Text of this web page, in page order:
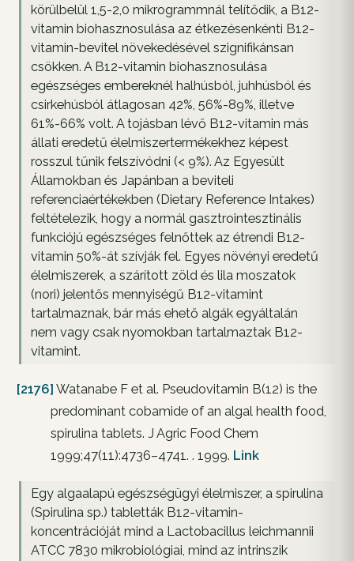
körülbelül 1,5-2,0 mikrogrammnál telítődik, a B12-
vitamin biohasznosulása az étkezésenkénti B12-
vitamin-bevitel növekedésével szignifikánsan
csökken. A B12-vitamin biohasznosulása
egészséges embereknél halhúsból, juhhúsból és
csirkehúsból átlagosan 42%, 56%-89%, illetve
61%-66% volt. A tojásban lévő B12-vitamin más
állati eredetű élelmiszertermékekhez képest
rosszul tűnik felszívódni (< 9%). Az Egyesült
Államokban és Japánban a beviteli
referenciaértékekben (Dietary Reference Intakes)
feltételezik, hogy a normál gasztrointesztinális
funkciójú egészséges felnőttek az étrendi B12-
vitamin 50%-át szívják fel. Egyes növényi eredetű
élelmiszerek, a szárított zöld és lila moszatok
(nori) jelentős mennyiségű B12-vitamint
tartalmaznak, bár más ehető algák egyáltalán
nem vagy csak nyomokban tartalmaztak B12-
vitamint.
[2176] Watanabe F et al. Pseudovitamin B(12) is the
predominant cobamide of an algal health food,
spirulina tablets. J Agric Food Chem
1999;47(11):4736–4741. . 1999. Link
Egy algaalapú egészségügyi élelmiszer, a spirulina
(Spirulina sp.) tabletták B12-vitamin-
koncentrációját mind a Lactobacillus leichmannii
ATCC 7830 mikrobiológiai, mind az intrinszik